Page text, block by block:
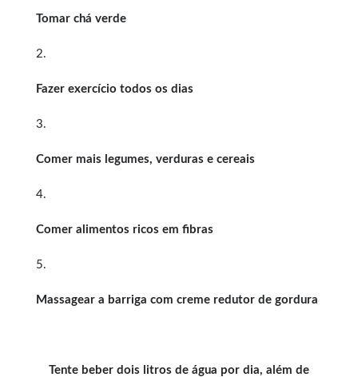
Tomar chá verde
2.
Fazer exercício todos os dias
3.
Comer mais legumes, verduras e cereais
4.
Comer alimentos ricos em fibras
5.
Massagear a barriga com creme redutor de gordura
Tente beber dois litros de água por dia, além de